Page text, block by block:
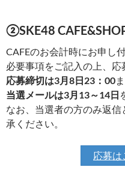
②SKE48
CAFEのお会計時にお申し
必要事項をご記入の上、応
応募締切は3月8日23：00
当選メールは3月13～14日
なお、当選者の方のみ返
承ください。
応募は